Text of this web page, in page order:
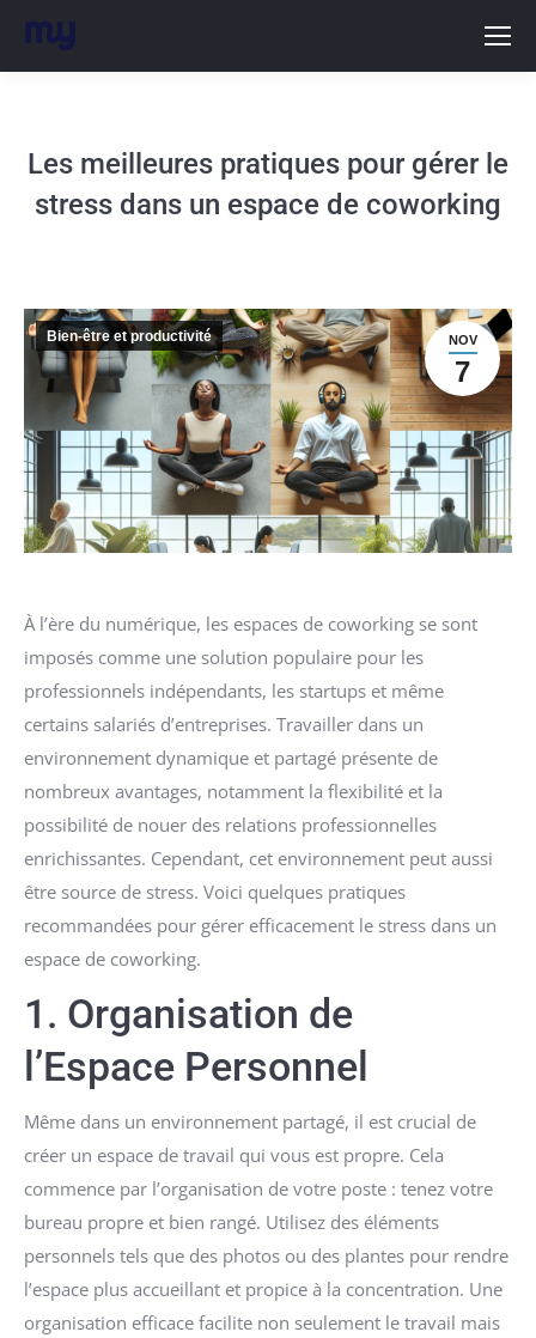
Les meilleures pratiques pour gérer le
stress dans un espace de coworking
NOV
7
Bien-être et productivité
À l’ère du numérique, les espaces de coworking se sont
imposés comme une solution populaire pour les
professionnels indépendants, les startups et même
certains salariés d’entreprises. Travailler dans un
environnement dynamique et partagé présente de
nombreux avantages, notamment la flexibilité et la
possibilité de nouer des relations professionnelles
enrichissantes. Cependant, cet environnement peut aussi
être source de stress. Voici quelques pratiques
recommandées pour gérer efficacement le stress dans un
espace de coworking.
1. Organisation de
l’Espace Personnel
Même dans un environnement partagé, il est crucial de
créer un espace de travail qui vous est propre. Cela
commence par l’organisation de votre poste : tenez votre
bureau propre et bien rangé. Utilisez des éléments
personnels tels que des photos ou des plantes pour rendre
l’espace plus accueillant et propice à la concentration. Une
organisation efficace facilite non seulement le travail mais